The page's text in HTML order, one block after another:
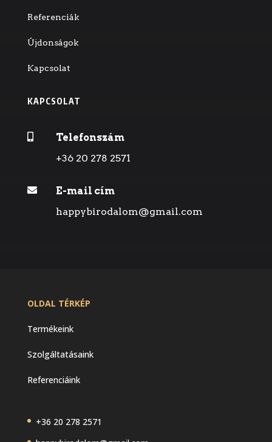
Referenciák
Újdonságok
Kapcsolat
KAPCSOLAT
Telefonszám
+36 20 278 2571

E-mail cím
happybirodalom@gmail.com
OLDAL TÉRKÉP
Termékeink
Szolgáltatásaink
Referenciáink
+36 20 278 2571